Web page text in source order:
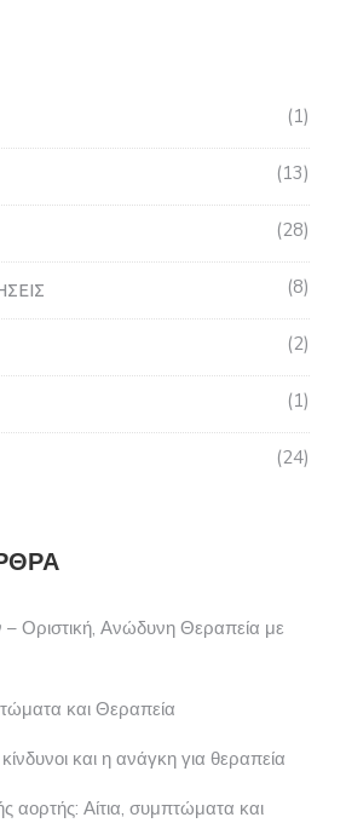
1
13
28
8
2
1
24
Οριστική, Ανώδυνη Θεραπεία με
και Θεραπεία
και η ανάγκη για θεραπεία
αορτής: Αίτια, συμπτώματα και